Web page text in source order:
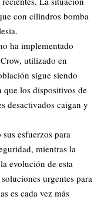
con cilindros bomba
ha implementado
utilizado en
sigue siendo
los dispositivos de
desactivados caigan y
esfuerzos para
mientras la
evolución de esta
urgentes para
es cada vez más